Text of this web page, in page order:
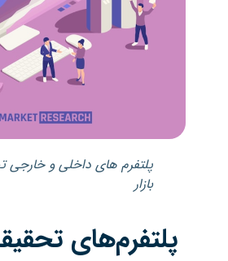
پلتفرم های داخلی و خارجی
بازار
پلتفرم‌های